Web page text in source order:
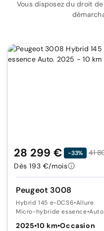
Vous disposez du droit
Peugeot 3008
Hybrid 145 e-DCS6•Allure
Micro-hybride essence•
2025•10 km•Occasion
28 299 € -33% 41
Dès 193 €/mois